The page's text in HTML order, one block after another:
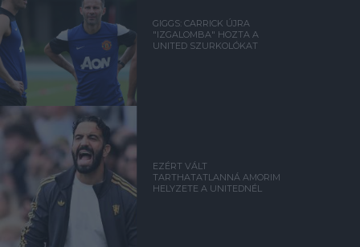
GIGGS: CARRICK ÚJRA
"IZGALOMBA" HOZTA A
UNITED SZURKOLÓKAT
EZÉRT VÁLT
TARTHATATLANNÁ AMORIM
HELYZETE A UNITEDNÉL